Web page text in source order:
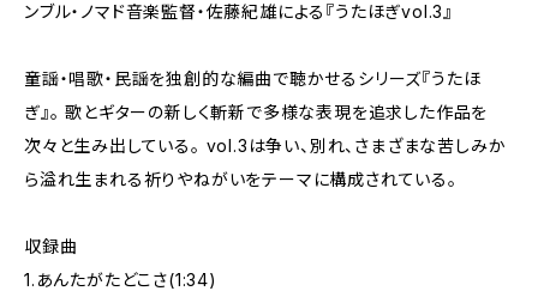
ンブル・ノマド音楽監督・佐藤紀雄による『うたほぎvol.3』
童謡・唱歌・民謡を独創的な編曲で聴かせるシリーズ『うたほ
ぎ』。 歌とギターの新しく斬新で多様な表現を追求した作品を
次々と生み出している。 vol.3は争い、別れ、さまざまな苦しみか
ら溢れ生まれる祈りやねがいをテーマに構成されている。
収録曲
1.あんたがたどこさ(1:34)